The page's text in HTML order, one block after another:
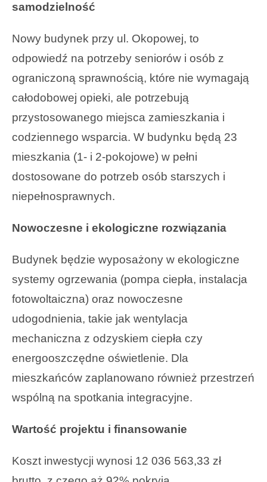
samodzielność
Nowy budynek przy ul. Okopowej, to
odpowiedź na potrzeby seniorów i osób z
ograniczoną sprawnością, które nie wymagają
całodobowej opieki, ale potrzebują
przystosowanego miejsca zamieszkania i
codziennego wsparcia. W budynku będą 23
mieszkania (1- i 2-pokojowe) w pełni
dostosowane do potrzeb osób starszych i
niepełnosprawnych.
Nowoczesne i ekologiczne rozwiązania
Budynek będzie wyposażony w ekologiczne
systemy ogrzewania (pompa ciepła, instalacja
fotowoltaiczna) oraz nowoczesne
udogodnienia, takie jak wentylacja
mechaniczna z odzyskiem ciepła czy
energooszczędne oświetlenie. Dla
mieszkańców zaplanowano również przestrzeń
wspólną na spotkania integracyjne.
Wartość projektu i finansowanie
Koszt inwestycji wynosi 12 036 563,33 zł